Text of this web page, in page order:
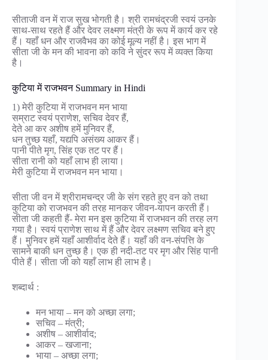
सीताजी वन में राज सुख भोगती है। श्री रामचंद्रजी स्वयं उनके
साथ-साथ रहते हैं और देवर लक्ष्मण मंत्री के रूप में कार्य कर रहे
हैं। यहाँ धन और राजवैभव का कोई मूल्य नहीं है। इस भाग में
सीता जी के मन की भावना को कवि ने सुंदर रूप में व्यक्त किया
है।
कुटिया में राजभवन Summary in Hindi
1) मेरी कुटिया में राजभवन मन भाया
सम्राट स्वयं प्राणेश, सचिव देवर हैं,
देते आ कर अशीष हमें मुनिवर हैं,
धन तुच्छ यहाँ, यद्यपि असंख्य आकर हैं।
पानी पीते मृग, सिंह एक तट पर हैं।
सीता रानी को यहाँ लाभ ही लाया।
मेरी कुटिया में राजभवन मन भाया।
सीता जी वन में श्रीरामचन्द्र जी के संग रहते हुए वन को तथा
कुटिया को राजभवन की तरह मानकर जीवन-यापन करती हैं।
सीता जी कहती हैं- मेरा मन इस कुटिया में राजभवन की तरह लग
गया है। स्वयं प्राणेश साथ में हैं और देवर लक्ष्मण सचिव बने हुए
हैं। मुनिवर हमें यहाँ आशीर्वाद देते हैं। यहाँ की वन-संपत्ति के
सामने बाकी धन तुच्छ है। एक ही नदी-तट पर मृग और सिंह पानी
पीते हैं। सीता जी को यहाँ लाभ ही लाभ है।
शब्दार्थ :
मन भाया – मन को अच्छा लगा;
सचिव – मंत्री;
अशीष – आशीर्वाद;
आकर – खजाना;
भाया – अच्छा लगा;